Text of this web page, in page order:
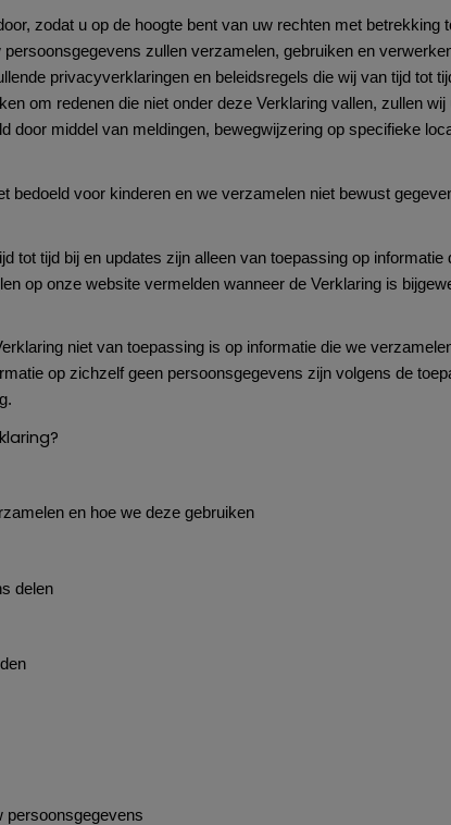
zodat u op de hoogte bent van uw rechten met betrekking
zullen verzamelen, gebruiken en
privacyverklaringen en beleidsregels die wij van tijd tot
om redenen die niet onder deze Verklaring vallen, zullen wij
door middel van meldingen, bewegwijzering op specifieke
bedoeld voor kinderen en we verzamelen niet bewust
tot tijd bij en updates zijn alleen van toepassing op informatie
op onze website vermelden wanneer de Verklaring is
niet van toepassing is op informatie die we
op zichzelf geen persoonsgegevens zijn volgens de
en hoe we deze gebruiken
delen
persoonsgegevens